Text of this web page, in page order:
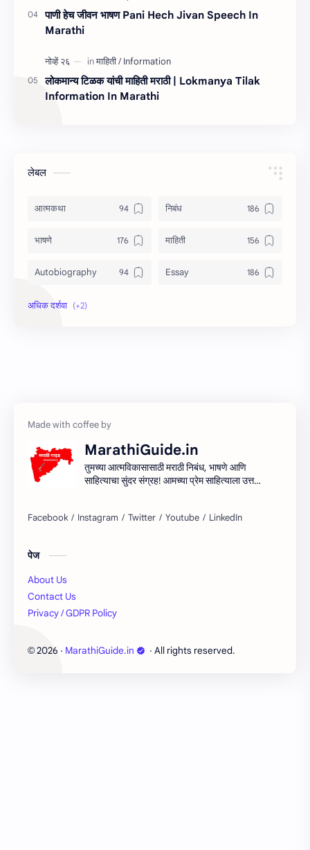
पाणी हेच जीवन भाषण Pani Hech Jivan Speech In
Marathi
लोकमान्य टिळक यांची माहिती मराठी | Lokmanya Tilak
Information In Marathi
लेबल
आत्मकथा निबंध
भाषणे माहिती
Autobiography Essay
Information
MarathiGuide.in
तुमच्या आत्मविकासासाठी मराठी निबंध, भाषणे आणि
साहित्याचा सुंदर संग्रह! आमच्या प्रेम साहित्याला उत्तम
साहित्याच्या प्रवासात सामील व्हा!
पेज
About Us
Contact Us
Privacy / GDPR Policy
© 2026 ‧ MarathiGuide.in ‧ All rights reserved.